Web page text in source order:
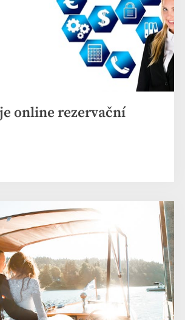
online rezervační